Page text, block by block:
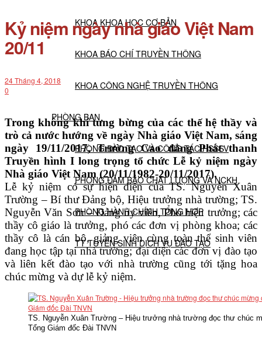
KHOA KHOA HỌC CƠ BẢN
KHOA BÁO CHÍ TRUYỀN THÔNG
KHOA CÔNG NGHỆ TRUYỀN THÔNG
PHÒNG BAN
PHÒNG ĐÀO TẠO VÀ CÔNG TÁC HSSSV
PHÒNG ĐẢM BẢO CHẤT LƯỢNG VÀ NCKH
PHÒNG HÀNH CHÍNH TỔNG HỢP
TT TUYỂN SINH DỊCH VỤ ĐÀO TẠO
NGHIÊN CỨU KHOA HỌC
VĂN BẢN
Kỷ niệm ngày nhà giáo Việt Nam
20/11
24 Tháng 4, 2018
0
Trong không khí tưng bừng của các thế hệ thầy và
trò cả nước hướng về ngày Nhà giáo Việt Nam, sáng
ngày 19/11/2017, Trường Cao đẳng Phát thanh
Truyền hình I long trọng tổ chức Lễ kỷ niệm ngày
Nhà giáo Việt Nam (20/11/1982-20/11/2017).
Lễ kỷ niệm có sự hiện diện của TS. Nguyễn Xuân
Trường – Bí thư Đảng bộ, Hiệu trưởng nhà trường; TS.
Nguyễn Văn Sơn – Đảng ủy viên, Phó hiệu trưởng; các
thầy cô giáo là trưởng, phó các đơn vị phòng khoa; các
thầy cô là cán bộ, giảng viên cùng toàn thể sinh viên
đang học tập tại nhà trường; đại diện các đơn vị đào tạo
và liên kết đào tạo với nhà trường cũng tới tặng hoa
chúc mừng và dự lễ kỷ niệm.
TS. Nguyễn Xuân Trường – Hiệu trưởng nhà trường đọc thư chúc
Tổng Giám đốc Đài TNVN